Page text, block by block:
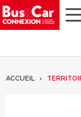
ACCUEIL